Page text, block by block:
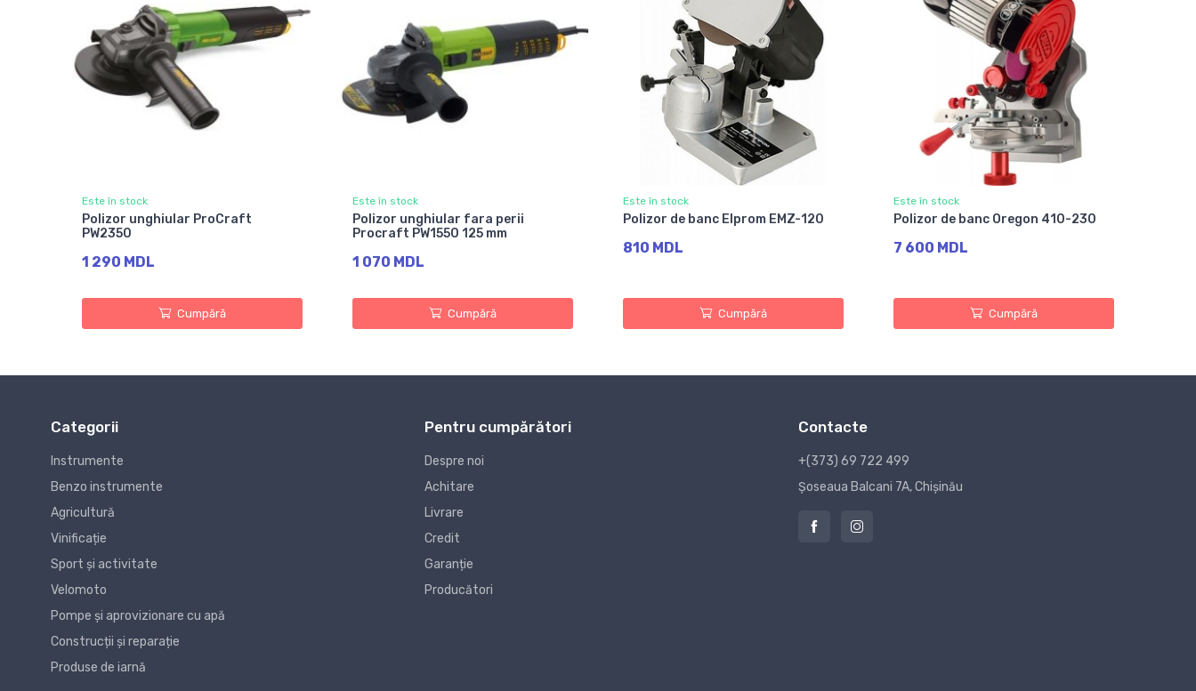
Este în stock
Polizor unghiular ProCraft
PW2350
1 290 MDL
Cumpără
Este în stock
Polizor unghiular fara perii
Procraft PW1550 125 mm
1 070 MDL
Cumpără
Este în stock
Polizor de banc Elprom EMZ-120
810 MDL
Cumpără
Este în stock
Polizor de banc Oregon 410-230
7 600 MDL
Cumpără
Categorii
Instrumente
Benzo instrumente
Agricultură
Vinificație
Sport și activitate
Velomoto
Pompe și aprovizionare cu apă
Construcții și reparație
Produse de iarnă
Pentru cumpărători
Despre noi
Achitare
Livrare
Credit
Garanție
Producători
Contacte
+(373) 69 722 499
Șoseaua Balcani 7A, Chișinău